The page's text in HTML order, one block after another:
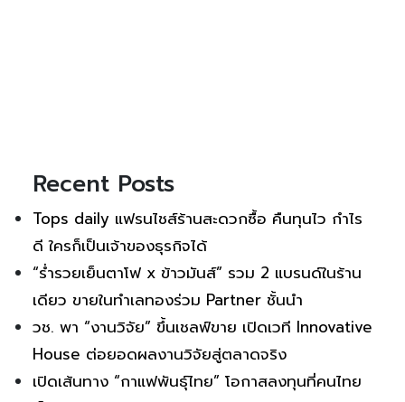
Recent Posts
Tops daily แฟรนไชส์ร้านสะดวกซื้อ คืนทุนไว กำไร
ดี ใครก็เป็นเจ้าของธุรกิจได้
“ร่ำรวยเย็นตาโฟ x ข้าวมันส์” รวม 2 แบรนด์ในร้าน
เดียว ขายในทำเลทองร่วม Partner ชั้นนำ
วช. พา “งานวิจัย” ขึ้นเชลฟ์ขาย เปิดเวที Innovative
House ต่อยอดผลงานวิจัยสู่ตลาดจริง
เปิดเส้นทาง “กาแฟพันธุ์ไทย” โอกาสลงทุนที่คนไทย